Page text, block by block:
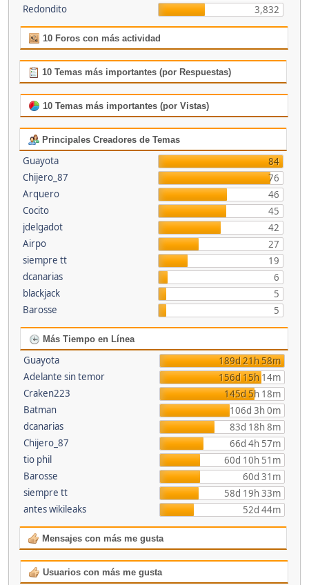
Redondito
3,832
10 Foros con más actividad
10 Temas más importantes (por Respuestas)
10 Temas más importantes (por Vistas)
Principales Creadores de Temas
Guayota
84
Chijero_87
76
Arquero
46
Cocito
45
jdelgadot
42
Airpo
27
siempre tt
19
dcanarias
6
blackjack
5
Barosse
5
Más Tiempo en Línea
Guayota
189d 21h 58m
Adelante sin temor
156d 15h 14m
Craken223
145d 5h 18m
Batman
106d 3h 0m
dcanarias
83d 18h 8m
Chijero_87
66d 4h 57m
tio phil
60d 10h 51m
Barosse
60d 31m
siempre tt
58d 19h 33m
antes wikileaks
52d 44m
Mensajes con más me gusta
Usuarios con más me gusta